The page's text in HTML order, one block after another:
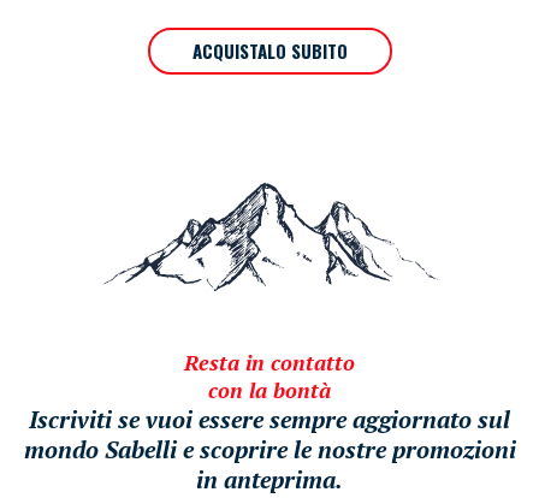
ACQUISTALO SUBITO
Resta in contatto
con la bontà
Iscriviti se vuoi essere sempre aggiornato sul
mondo Sabelli e scoprire le nostre promozioni
in anteprima.